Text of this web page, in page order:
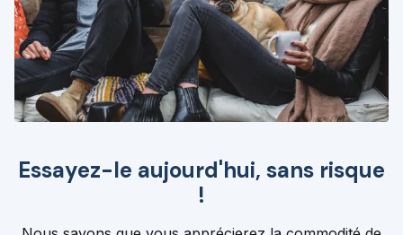
Essayez-le aujourd'hui, sans risque
!